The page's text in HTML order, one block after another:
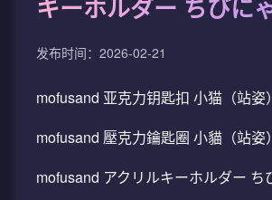
キーホルダー ちびに
发布时间：2026-02-21
mofusand 亚克力钥匙扣 小猫（站姿）
mofusand 壓克力鑰匙圈 小貓（站姿）
mofusand アクリルキーホルダー ち